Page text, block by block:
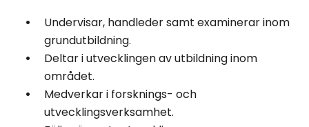
Undervisar, handleder samt examinerar inom
grundutbildning.
Deltar i utvecklingen av utbildning inom
området.
Medverkar i forsknings- och
utvecklingsverksamhet.